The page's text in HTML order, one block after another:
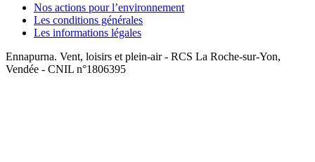
Nos actions pour l’environnement
Les conditions générales
Les informations légales
Ennapurna. Vent, loisirs et plein-air - RCS La Roche-sur-Yon,
Vendée - CNIL n°1806395